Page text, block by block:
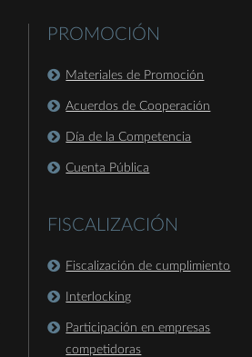
PROMOCIÓN
Materiales de Promoción
Acuerdos de Cooperación
Día de la Competencia
Cuenta Pública
FISCALIZACIÓN
Fiscalización de cumplimiento
Interlocking
Participación en empresas
competidoras